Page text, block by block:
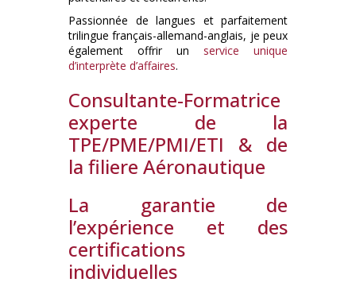
Passionnée de langues et parfaitement
trilingue français-allemand-anglais, je peux
également offrir un service unique
d’interprète d’affaires.
Consultante-Formatrice
experte de la
TPE/PME/PMI/ETI & de
la filiere Aéronautique
La garantie de
l’expérience et des
certifications
individuelles